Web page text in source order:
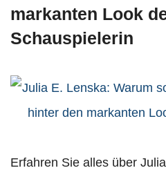
markanten Look
Schauspielerin
Erfahren Sie alles über